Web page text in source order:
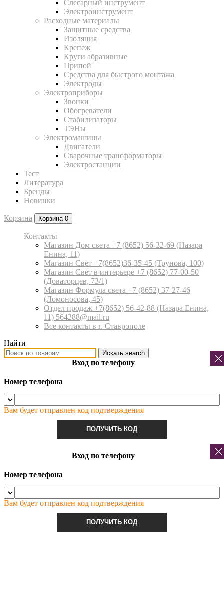
Слесарный инструмент
Электроинструмент
Расходные материалы
Защитные средства
Изоляция
Крепеж
Круги абразивные
Припой
Средства для быстрого монтажа
Электроды
Электроприборы
Звонки
Обогреватели
Стабилизаторы
ТЭНы
Электромашины
Двигатели
Сварочные трансформаторы
Электростанции
Тест
Литература
Бренды
Новинки
Корзина Корзина 0
Контакты
Магазин Дом света +7 (8652) 56-32-69 (Назара
Енина, 11)
Магазин Свет +7(8652)36-35-45 (Трунова, 100)
Магазин Свет в интерьере +7 (8652) 77-00-50
(Доваторцев, 73/1)
Магазин Формула света +7 (8652) 37-27-46
(Ломоносова, 45)
Отдел продаж +7(8652) 56-42-88 (Назара Енина,
11) 564288@mail.ru
Все контакты в г. Ставрополе
Найти
Искать search
Вход по телефону
Номер телефона
Вам будет отправлен код подтверждения
ПОЛУЧИТЬ КОД
Вход по телефону
Номер телефона
Вам будет отправлен код подтверждения
ПОЛУЧИТЬ КОД